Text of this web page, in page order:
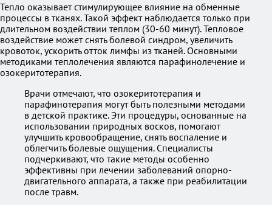
Тепло оказывает стимулирующее влияние на обменные
процессы в тканях. Такой эффект наблюдается только при
длительном воздействии теплом (30-60 минут). Тепловое
воздействие может снять болевой синдром, увеличить
кровоток, ускорить отток лимфы из тканей. Основными
методиками теплолечения являются парафинолечение и
озокеритотерапия.
Врачи отмечают, что озокеритотерапия и
парафинотерапия могут быть полезными методами
в детской практике. Эти процедуры, основанные на
использовании природных восков, помогают
улучшить кровообращение, снять воспаление и
облегчить болевые ощущения. Специалисты
подчеркивают, что такие методы особенно
эффективны при лечении заболеваний опорно-
двигательного аппарата, а также при реабилитации
после травм.